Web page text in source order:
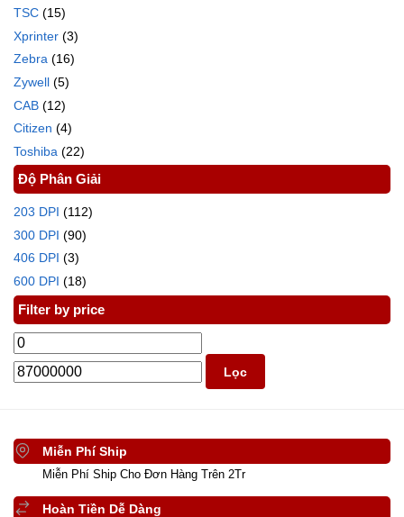
TSC (15)
Xprinter (3)
Zebra (16)
Zywell (5)
CAB (12)
Citizen (4)
Toshiba (22)
Độ Phân Giải
203 DPI (112)
300 DPI (90)
406 DPI (3)
600 DPI (18)
Filter by price
Lọc
Miễn Phí Ship
Miễn Phí Ship Cho Đơn Hàng Trên 2Tr
Hoàn Tiền Dễ Dàng